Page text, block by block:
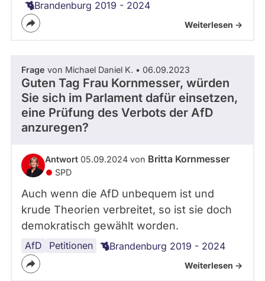
Brandenburg 2019 - 2024
Weiterlesen ->
Frage von Michael Daniel K. • 06.09.2023
Guten Tag Frau Kornmesser, würden
Sie sich im Parlament dafür einsetzen,
eine Prüfung des Verbots der AfD
anzuregen?
Antwort 05.09.2024 von Britta Kornmesser
SPD
Auch wenn die AfD unbequem ist und
krude Theorien verbreitet, so ist sie doch
demokratisch gewählt worden.
AfD Petitionen
Parteiverbot Brandenburg 2019 - 2024
Weiterlesen ->